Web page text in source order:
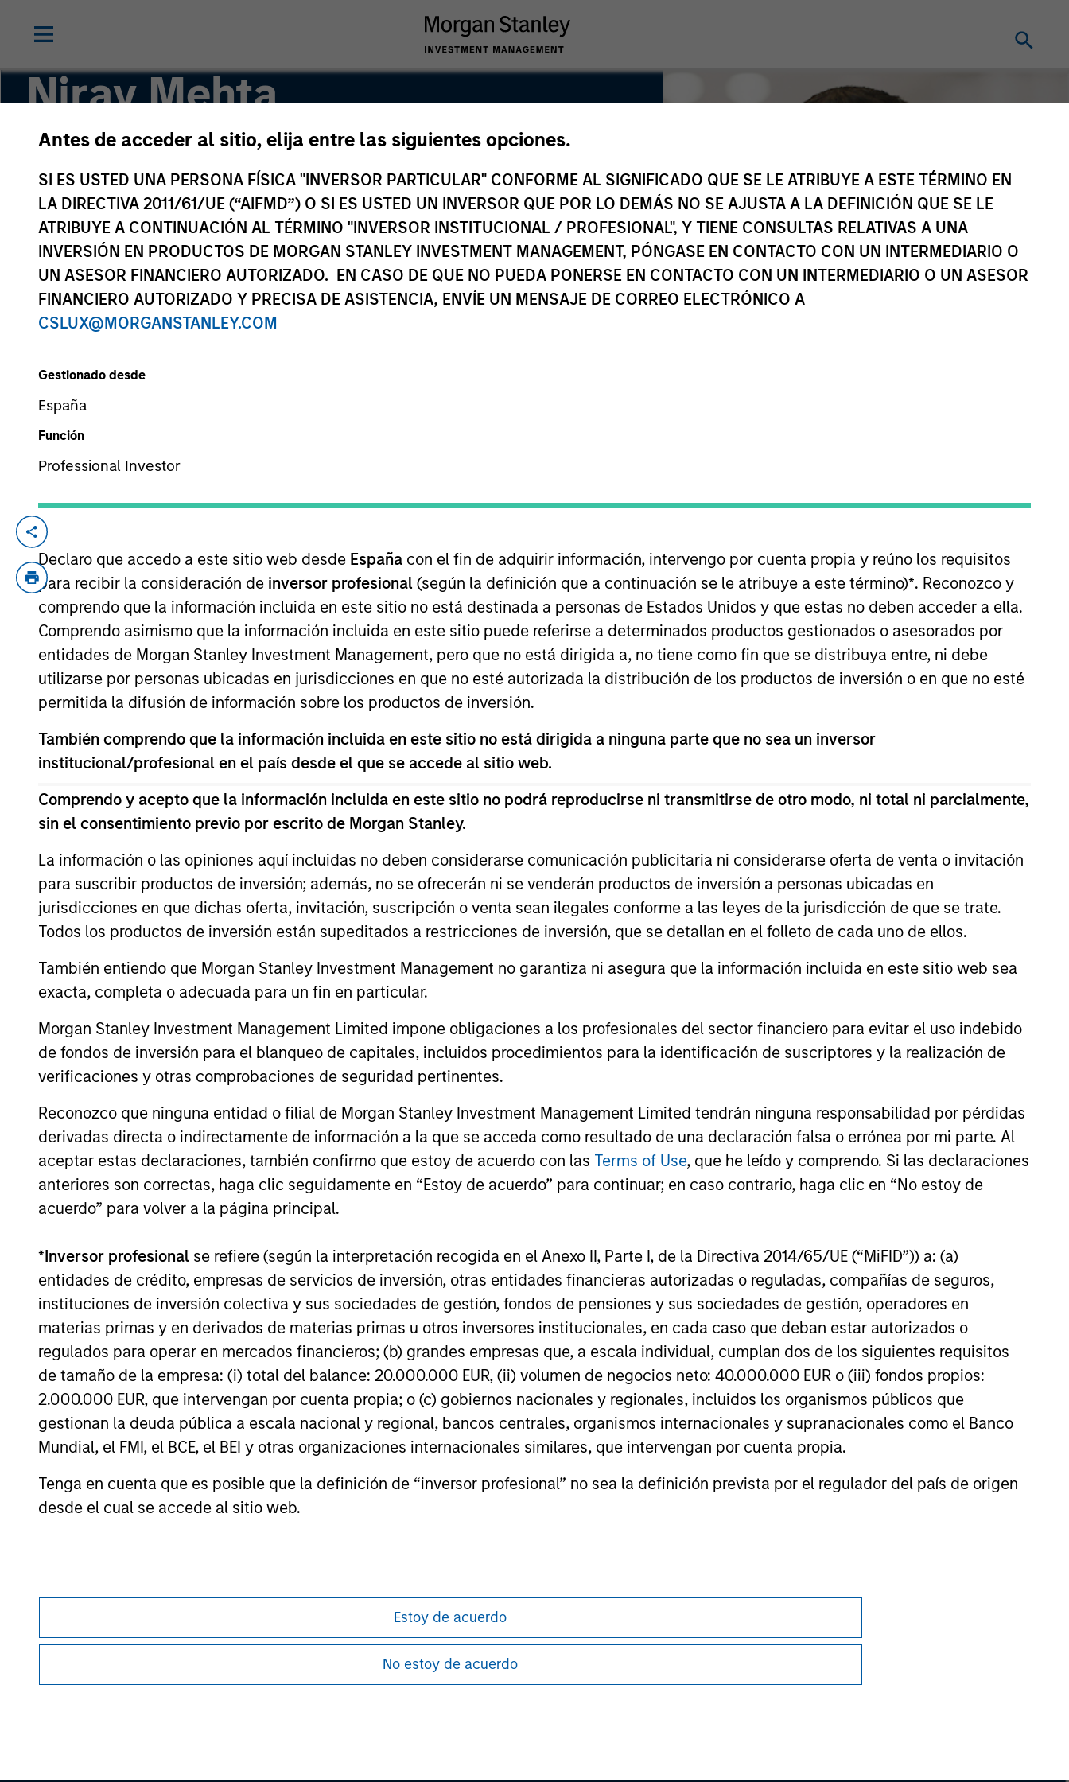
Antes de acceder al sitio, elija entre las siguientes opciones.
SI ES USTED UNA PERSONA FÍSICA "INVERSOR PARTICULAR" CONFORME AL SIGNIFICADO QUE SE LE ATRIBUYE A ESTE TÉRMINO EN
LA DIRECTIVA 2011/61/UE (“AIFMD”) O SI ES USTED UN INVERSOR QUE POR LO DEMÁS NO SE AJUSTA A LA DEFINICIÓN QUE SE LE
ATRIBUYE A CONTINUACIÓN AL TÉRMINO "INVERSOR INSTITUCIONAL / PROFESIONAL", Y TIENE CONSULTAS RELATIVAS A UNA
INVERSIÓN EN PRODUCTOS DE MORGAN STANLEY INVESTMENT MANAGEMENT, PÓNGASE EN CONTACTO CON UN INTERMEDIARIO O
UN ASESOR FINANCIERO AUTORIZADO. EN CASO DE QUE NO PUEDA PONERSE EN CONTACTO CON UN INTERMEDIARIO O UN ASESOR
FINANCIERO AUTORIZADO Y PRECISA DE ASISTENCIA, ENVÍE UN MENSAJE DE CORREO ELECTRÓNICO A
CSLUX@MORGANSTANLEY.COM
Gestionado desde
España
Función
Professional Investor
Declaro que accedo a este sitio web desde España con el fin de adquirir información, intervengo por cuenta propia y reúno los requisitos
para recibir la consideración de inversor profesional (según la definición que a continuación se le atribuye a este término)*. Reconozco y
comprendo que la información incluida en este sitio no está destinada a personas de Estados Unidos y que estas no deben acceder a ella.
Comprendo asimismo que la información incluida en este sitio puede referirse a determinados productos gestionados o asesorados por
entidades de Morgan Stanley Investment Management, pero que no está dirigida a, no tiene como fin que se distribuya entre, ni debe
utilizarse por personas ubicadas en jurisdicciones en que no esté autorizada la distribución de los productos de inversión o en que no esté
permitida la difusión de información sobre los productos de inversión.
También comprendo que la información incluida en este sitio no está dirigida a ninguna parte que no sea un inversor
institucional/profesional en el país desde el que se accede al sitio web.
Comprendo y acepto que la información incluida en este sitio no podrá reproducirse ni transmitirse de otro modo, ni total ni parcialmente,
sin el consentimiento previo por escrito de Morgan Stanley.
La información o las opiniones aquí incluidas no deben considerarse comunicación publicitaria ni considerarse oferta de venta o invitación
para suscribir productos de inversión; además, no se ofrecerán ni se venderán productos de inversión a personas ubicadas en
jurisdicciones en que dichas oferta, invitación, suscripción o venta sean ilegales conforme a las leyes de la jurisdicción de que se trate.
Todos los productos de inversión están supeditados a restricciones de inversión, que se detallan en el folleto de cada uno de ellos.
También entiendo que Morgan Stanley Investment Management no garantiza ni asegura que la información incluida en este sitio web sea
exacta, completa o adecuada para un fin en particular.
Morgan Stanley Investment Management Limited impone obligaciones a los profesionales del sector financiero para evitar el uso indebido
de fondos de inversión para el blanqueo de capitales, incluidos procedimientos para la identificación de suscriptores y la realización de
verificaciones y otras comprobaciones de seguridad pertinentes.
Reconozco que ninguna entidad o filial de Morgan Stanley Investment Management Limited tendrán ninguna responsabilidad por pérdidas
derivadas directa o indirectamente de información a la que se acceda como resultado de una declaración falsa o errónea por mi parte. Al
aceptar estas declaraciones, también confirmo que estoy de acuerdo con las Terms of Use, que he leído y comprendo. Si las declaraciones
anteriores son correctas, haga clic seguidamente en “Estoy de acuerdo” para continuar; en caso contrario, haga clic en “No estoy de
acuerdo” para volver a la página principal.
*Inversor profesional se refiere (según la interpretación recogida en el Anexo II, Parte I, de la Directiva 2014/65/UE (“MiFID”)) a: (a)
entidades de crédito, empresas de servicios de inversión, otras entidades financieras autorizadas o reguladas, compañías de seguros,
instituciones de inversión colectiva y sus sociedades de gestión, fondos de pensiones y sus sociedades de gestión, operadores en
materias primas y en derivados de materias primas u otros inversores institucionales, en cada caso que deban estar autorizados o
regulados para operar en mercados financieros; (b) grandes empresas que, a escala individual, cumplan dos de los siguientes requisitos
de tamaño de la empresa: (i) total del balance: 20.000.000 EUR, (ii) volumen de negocios neto: 40.000.000 EUR o (iii) fondos propios:
2.000.000 EUR, que intervengan por cuenta propia; o (c) gobiernos nacionales y regionales, incluidos los organismos públicos que
gestionan la deuda pública a escala nacional y regional, bancos centrales, organismos internacionales y supranacionales como el Banco
Mundial, el FMI, el BCE, el BEI y otras organizaciones internacionales similares, que intervengan por cuenta propia.
Tenga en cuenta que es posible que la definición de “inversor profesional” no sea la definición prevista por el regulador del país de origen
desde el cual se accede al sitio web.
Estoy de acuerdo
No estoy de acuerdo
Nirav Mehta
Co-Head of Private Equity Asia ex-China
YEARS OF INDUSTRY EXPERIENCE
21 Years
where he leads strategic investments across India and other Asian markets, excluding China. Mr. Mehta has over 19 years of
industry experience. Since joining the firm in 2009, he has played an instrumental role in establishing and developing the firm’s
India private equity franchise. He led key investments in Clearmedi, Fullife Healthcare, Jana Small Finance, Maiva Pharma, Nspira,
RG Stone, Ummeed Housing and ZCL Chemicals.
Mr Mehta currently serves on the board of Clearmedi Healthcare, Fullife Healthcare, Jana Capital, Maiva Pharma, RG Stone and
Umeed Housing. Mr. Mehta also serves on the National PE/VC committee of the Confederation of Indian Industries, which
advocates for the growth and development of the private equity and venture capital sectors in India.
Prior to joining Morgan Stanley, Mr. Mehta worked for three years at ICICI Venture, where he focused on growth and buyout
transactions across multiple sectors. Mr. Mehta is a native of India and is based in Mumbai. Mr. Mehta received his bachelor’s
degree in commerce from St. Xavier’s College and holds an M.B.A. from Indian Institute of Management Bangalore.
ALTS IN FOCUS
Private Equity 2026 Midyear
The foundation for a multi-year recovery
less on direction than on breadth.
16-JUL-2026
ALTS IN FOCUS
Private Equity 2026 Outlook
We believe the present cycle has several
more years to run, leading to healthier
exits and distributions to PE investors.
Learn why in our 2026 Private Equity
outlook.
16-DIC-2025
ARTÍCULO
Opportunity in Asia's
Economic Landscape
Discover the key factors supporting a
captured the attention of investors for its
significant contribution to global growth.
27-NOV-2025
May not represent all Team Members.
The information on this page is for informational purposes only. The information contained herein does not constitute and should not be construed as an
offering of advisory services or an offer to sell or a solicitation of an offer to buy any securities in any jurisdiction in which such offer or solicitation,
purchase or sale would be unlawful under the securities, insurance or other laws of such jurisdiction.
All investing involves risks, including a loss of principal.
Please refer to the strategy detail page for important information on the strategy, including additional risk considerations.
Morgan Stanley Careers